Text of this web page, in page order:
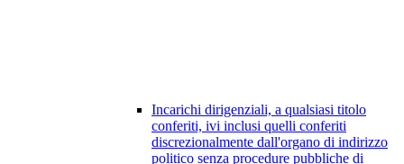
Incarichi dirigenziali, a qualsiasi titolo
conferiti, ivi inclusi quelli conferiti
discrezionalmente dall'organo di indirizzo
politico senza procedure pubbliche di